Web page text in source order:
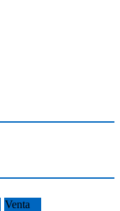
Venta